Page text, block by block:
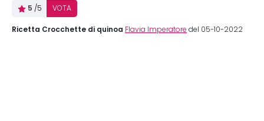
5 /5 VOTA
Ricetta Crocchette di quinoa Flavia Imperatore del 05-10-2022